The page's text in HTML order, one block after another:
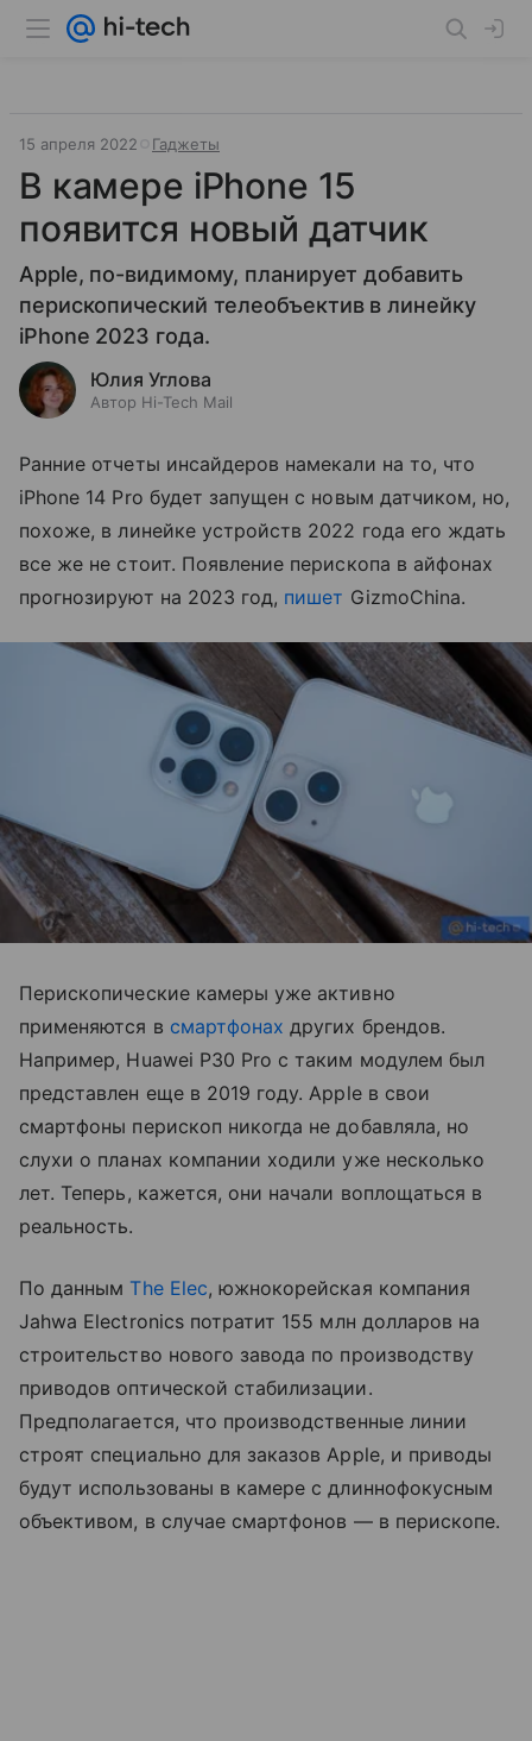
15 апреля 2022 Гаджеты
В камере iPhone 15
появится новый датчик
Apple, по-видимому, планирует добавить
перископический телеобъектив в линейку
iPhone 2023 года.
Юлия Углова
Автор Hi-Tech Mail
Ранние отчеты инсайдеров намекали на то, что
iPhone 14 Pro будет запущен с новым датчиком, но,
похоже, в линейке устройств 2022 года его ждать
все же не стоит. Появление перископа в айфонах
прогнозируют на 2023 год, пишет GizmoChina.
Перископические камеры уже активно
применяются в смартфонах других брендов.
Например, Huawei P30 Pro с таким модулем был
представлен еще в 2019 году. Apple в свои
смартфоны перископ никогда не добавляла, но
слухи о планах компании ходили уже несколько
лет. Теперь, кажется, они начали воплощаться в
реальность.
По данным The Elec, южнокорейская компания
Jahwa Electronics потратит 155 млн долларов на
строительство нового завода по производству
приводов оптической стабилизации.
Предполагается, что производственные линии
строят специально для заказов Apple, и приводы
будут использованы в камере с длиннофокусным
объективом, в случае смартфонов — в перископе.